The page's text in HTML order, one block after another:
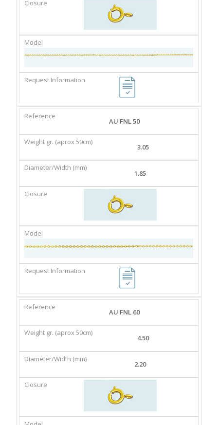
AU FNL 50
3.05
1.85
AU FNL 60
4.50
2.20